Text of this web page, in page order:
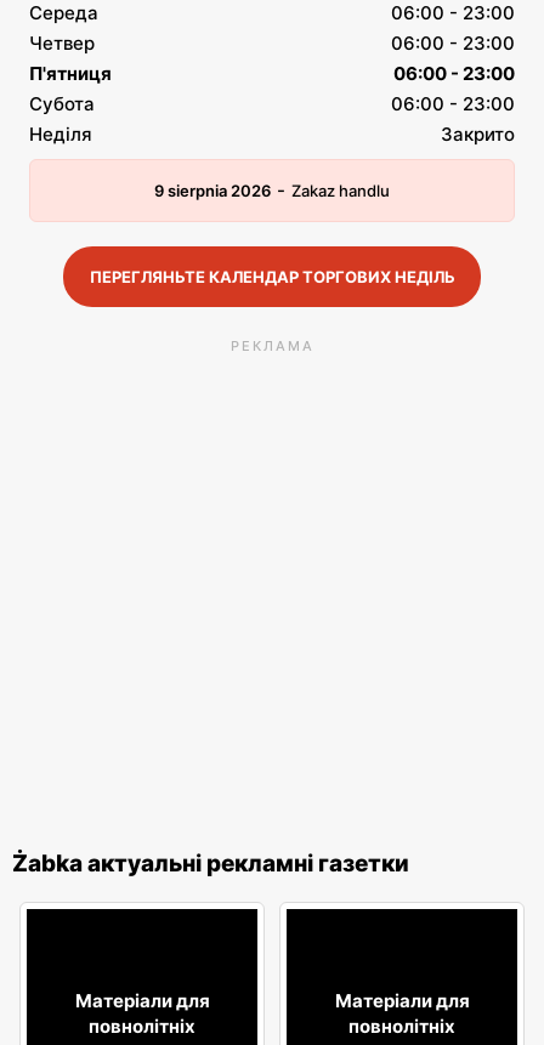
Середа
06:00 - 23:00
Четвер
06:00 - 23:00
П'ятниця
06:00 - 23:00
Субота
06:00 - 23:00
Неділя
Закрито
9 sierpnia 2026 - Zakaz handlu
ПЕРЕГЛЯНЬТЕ КАЛЕНДАР ТОРГОВИХ НЕДІЛЬ
РЕКЛАМА
Żabka актуальні рекламні газетки
Матеріали для
повнолітніх
Матеріали для
повнолітніх